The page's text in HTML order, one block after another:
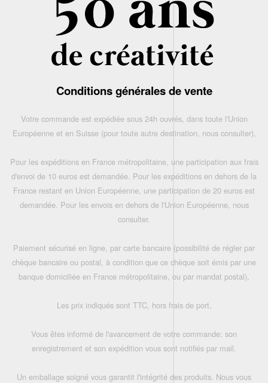
Conditions générales de vente
Votre commande est expédiée sous 24h ouvrés, dans toute l'Union
Européenne et en Suisse (pour toute autre destination, nous consulter),
Pour les expéditions en France métropolitaine, une participation aux frais
d'envoi de 10 euros est demandée. Pour les expéditions en dehors de la
France restant en Union Européenne, une participation de 20 euros est
demandée. Pour les envois en dehors de l'Union Européenne, nous
consulter.
Paiement sécurisé en ligne, par carte bancaire (possibilité de régler par
chèque bancaire ou postal, à condition que ce chèque soit émis par une
banque domiciliée en France métropolitaine, ou par mandat postal),
Les prix indiqués sont TTC, hors frais de port,
Vous êtes informé de l'avancement de votre commande: son
enregistrement et son expédition vous sont notifiés par mail.
Un emballage soigné vous garantit l'intégrité des produits. Nous vous